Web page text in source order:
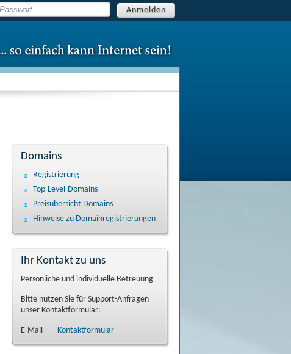
Anmelden
Domains
Registrierung
Top-Level-Domains
Preisübersicht Domains
Hinweise zu Domain­registrierungen
Ihr Kontakt zu uns
Persönliche und individuelle Betreuung
Bitte nutzen Sie für Support-Anfragen
unser Kontaktformular:
E-Mail Kontaktformular